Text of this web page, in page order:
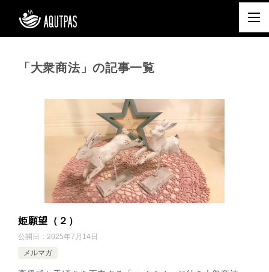
「大衆商法」の記事一覧
姫願望（２）
公開日： 2025年7月14日
メルマガ